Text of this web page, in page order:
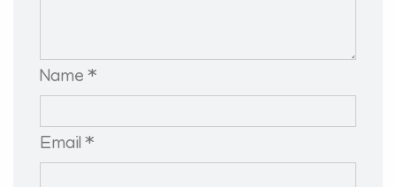
Name *
Email *